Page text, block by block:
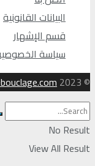
البيانات القانونية
قسم الإشهار
سياسة
© 2023
No Result
View All Result